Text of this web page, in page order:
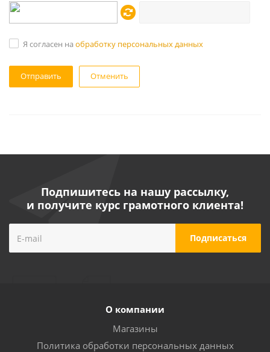
Я согласен на обработку персональных данных
Отменить
Подпишитесь на нашу рассылку,
и получите курс грамотного клиента!
О компании
Магазины
Политика обработки персональных данных